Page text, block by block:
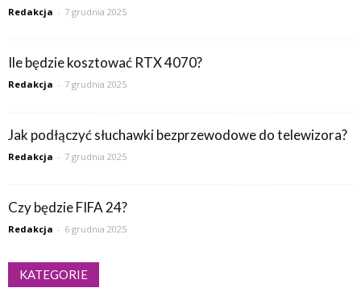
Redakcja - 7 grudnia 2025
Ile będzie kosztować RTX 4070?
Redakcja - 7 grudnia 2025
Jak podłączyć słuchawki bezprzewodowe do telewizora?
Redakcja - 7 grudnia 2025
Czy będzie FIFA 24?
Redakcja - 6 grudnia 2025
KATEGORIE